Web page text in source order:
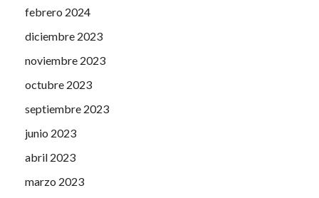
febrero 2024
diciembre 2023
noviembre 2023
octubre 2023
septiembre 2023
junio 2023
abril 2023
marzo 2023